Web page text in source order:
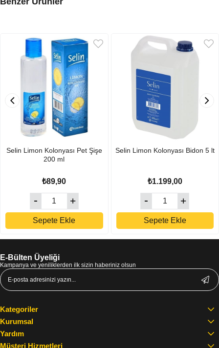
Selin Limon Kolonyası Pet Şişe
200 ml
₺89,90
Sepete Ekle
Selin Limon Kolonyası Bidon 5 lt
₺1.199,00
Sepete Ekle
E-Bülten Üyeliği
Kampanya ve yeniliklerden ilk sizin haberiniz olsun
Kategoriler
Kurumsal
Yardım
Müşteri Hizmetleri